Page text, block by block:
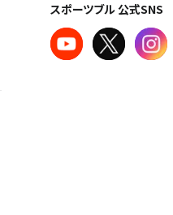
スポーツブル 公式SNS